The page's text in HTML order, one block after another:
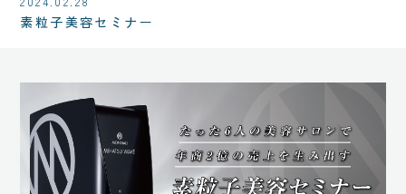
素粒子美容セミナー